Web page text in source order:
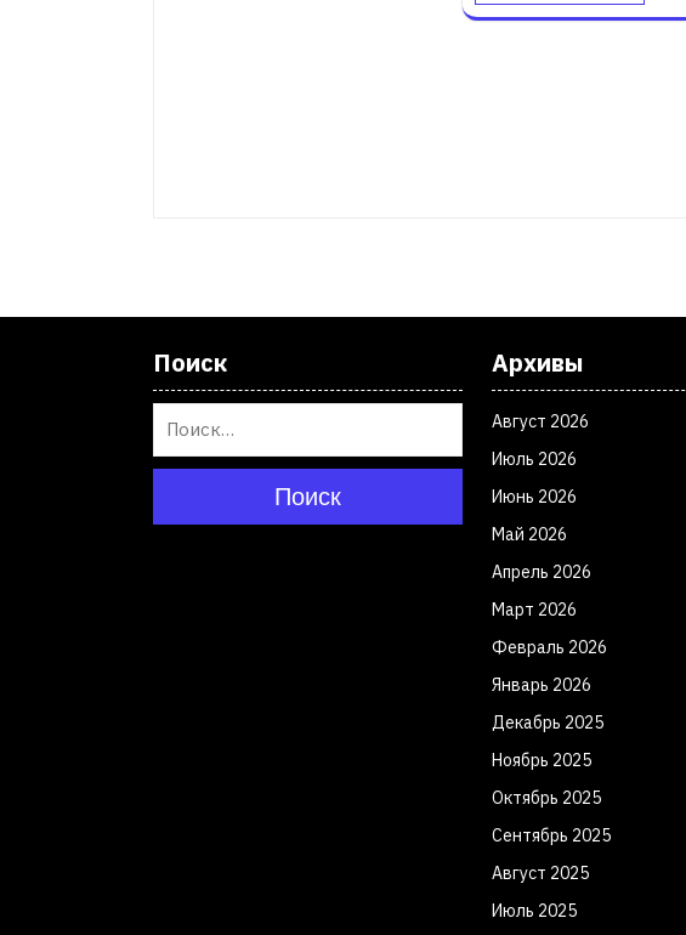
Поиск
Поиск
Архивы
Август 2026
Июль 2026
Июнь 2026
Май 2026
Апрель 2026
Март 2026
Февраль 2026
Январь 2026
Декабрь 2025
Ноябрь 2025
Октябрь 2025
Сентябрь 2025
Август 2025
Июль 2025